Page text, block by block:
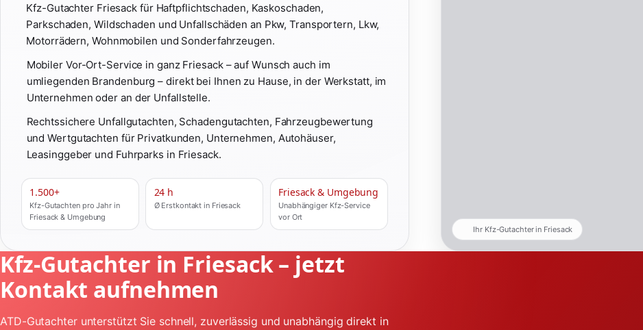
Kfz-Gutachter Friesack für Haftpflichtschaden, Kaskoschaden,
Parkschaden, Wildschaden und Unfallschäden an Pkw, Transportern, Lkw,
Motorrädern, Wohnmobilen und Sonderfahrzeugen.
Mobiler Vor-Ort-Service in ganz Friesack – auf Wunsch auch im
umliegenden Brandenburg – direkt bei Ihnen zu Hause, in der Werkstatt, im
Unternehmen oder an der Unfallstelle.
Rechtssichere Unfallgutachten, Schadengutachten, Fahrzeugbewertung
und Wertgutachten für Privatkunden, Unternehmen, Autohäuser,
Leasinggeber und Fuhrparks in Friesack.
1.500+
Kfz-Gutachten pro Jahr in
Friesack & Umgebung
24 h
Ø Erstkontakt in Friesack
Friesack & Umgebung
Unabhängiger Kfz-Service
vor Ort
Ihr Kfz-Gutachter in Friesack
Kfz-Gutachter in Friesack – jetzt
Kontakt aufnehmen
ATD-Gutachter unterstützt Sie schnell, zuverlässig und unabhängig direkt in